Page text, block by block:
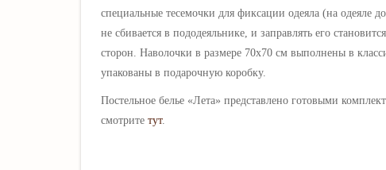
специальные тесемочки для фиксации одеяла (на одеяле
не сбивается в пододеяльнике, и заправлять его
сторон. Наволочки в размере 70х70 см выполнены в
упакованы в подарочную коробку.
Постельное белье «Лета» представлено готовыми
смотрите тут.